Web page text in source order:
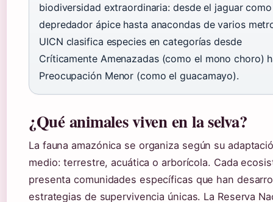
biodiversidad extraordinaria: desde el jaguar como
depredador ápice hasta anacondas de varios
UICN clasifica especies en categorías desde
Críticamente Amenazadas (como el mono choro)
Preocupación Menor (como el guacamayo).
¿Qué animales viven en la selva?
La fauna amazónica se organiza según su
medio: terrestre, acuática o arborícola. Cada
presenta comunidades específicas que han
estrategias de supervivencia únicas. La Reserva